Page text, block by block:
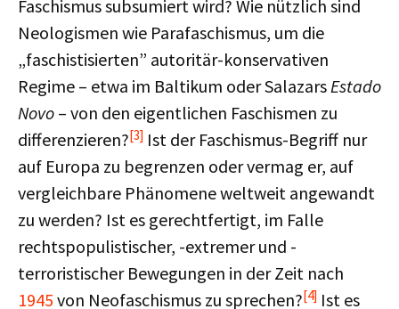
Faschismus subsumiert wird? Wie nützlich sind
Neologismen wie Parafaschismus, um die
„faschistisierten” autoritär-konservativen
Regime – etwa im Baltikum oder SalazarsEstado
Novo – von den eigentlichen Faschismen zu
differenzieren?[3] Ist der Faschismus-Begriff nur
auf Europa zu begrenzen oder vermag er, auf
vergleichbare Phänomene weltweit angewandt
zu werden? Ist es gerechtfertigt, im Falle
rechtspopulistischer, -extremer und -
terroristischer Bewegungen in der Zeit nach
1945 von Neofaschismus zu sprechen?[4] Ist es